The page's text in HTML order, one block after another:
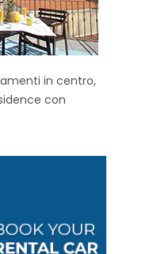
in centro,
con